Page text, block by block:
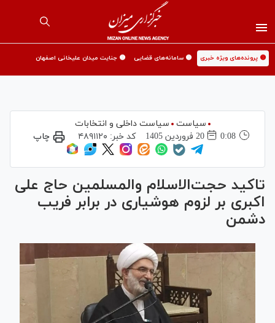
🟡 پرونده‌های ویژه خبری 🟡 سامانه‌های قضایی 🟡 جنایت میدان علیخانی اصفهان
سیاست
سیاست داخلی و انتخابات
0:08
20 فروردين 1405 کد خبر: ۴۸۹۱۱۲۰ چاپ
تاکید حجت‌الاسلام والمسلمین حاج علی
اکبری بر لزوم هوشیاری در برابر فریب
دشمن